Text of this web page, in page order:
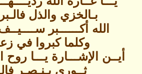
بـالخزي والذل
الله أكــــــبر
وكلما كبروا في
أيــن الإشـــارة يـــا روح
ثــوري بـنـصـر